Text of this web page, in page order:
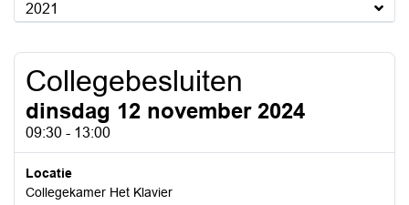
2021
Collegebesluiten
dinsdag 12 november 2024
09:30 - 13:00
Locatie
Collegekamer Het Klavier